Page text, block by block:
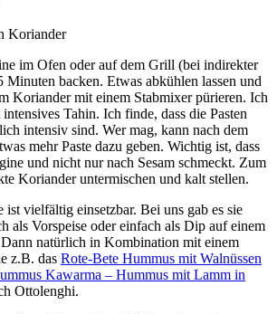
Koriander
im Ofen oder auf dem Grill (bei indirekter
Minuten backen. Etwas abkühlen lassen und
Koriander mit einem Stabmixer pürieren. Ich
Tahin. Ich finde, dass die Pasten
intensiv sind. Wer mag, kann nach dem
mehr Paste dazu geben. Wichtig ist, dass
und nicht nur nach Sesam schmeckt. Zum
Koriander untermischen und kalt stellen.
ist vielfältig einsetzbar. Bei uns gab es sie
als Vorspeise oder einfach als Dip auf einem
natürlich in Kombination mit einem
z.B. das Rote-Bete Hummus mit Walnüssen
Kawarma – Hummus mit Lamm in
Ottolenghi.